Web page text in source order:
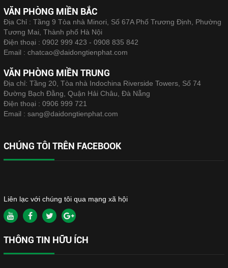
VĂN PHÒNG MIỀN BẮC
Địa Chỉ : Tầng 9 Tòa nhà Minori, Số 67A Phố Trương Định, Phường
Tương Mai, Thành phố Hà Nội
Điện thoại : 0902 999 423 - 0908 835 842
Email : chatcao@daidongtienphat.com
VĂN PHÒNG MIỀN TRUNG
Địa chỉ: Tầng 20, Tòa nhà Indochina Riverside Towers, Số 74
Đường Bạch Đằng, Quận Hải Châu, Đà Nẵng
Điện thoại : 0906 999 721
Email : sang@daidongtienphat.com
CHÚNG TÔI TRÊN FACEBOOK
Liên lạc với chúng tôi qua mạng xã hội
THÔNG TIN HỮU ÍCH